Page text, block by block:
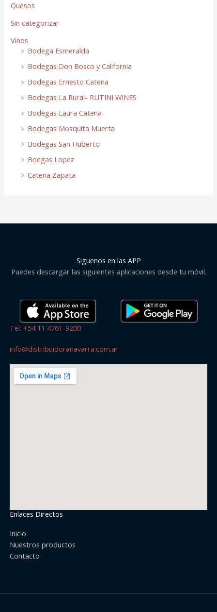
Quesos
Sin categorizar
Vinos
Bodega Esmeralda
Bodegas Don Bosco y California
Bodegas Ernesto Catena
Bodegas La Rural- RUTINI WINES
Bodegas Laura Catena
Bodegas Mosquita Muerta
Bodegas San Huberto
Boegas Lopez
Catena Zapata
Siguenos en las APP
Puedes descargar las siguientes aplicaciones desde tu móvil.
Tel: +54 11 4761-9200
info@distribuidoranavarra.com.ar
Enlaces Directos
Inicio
Nuestros productos
Contacto